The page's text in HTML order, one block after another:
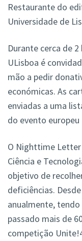
Restaurante do
Universidade de
Durante cerca de
ULisboa é
mão a pedir
económicas. As
enviadas a uma
do evento
O Nighttime Letter
Ciência e
objetivo de
deficiências.
anualmente,
passado mais de
competição